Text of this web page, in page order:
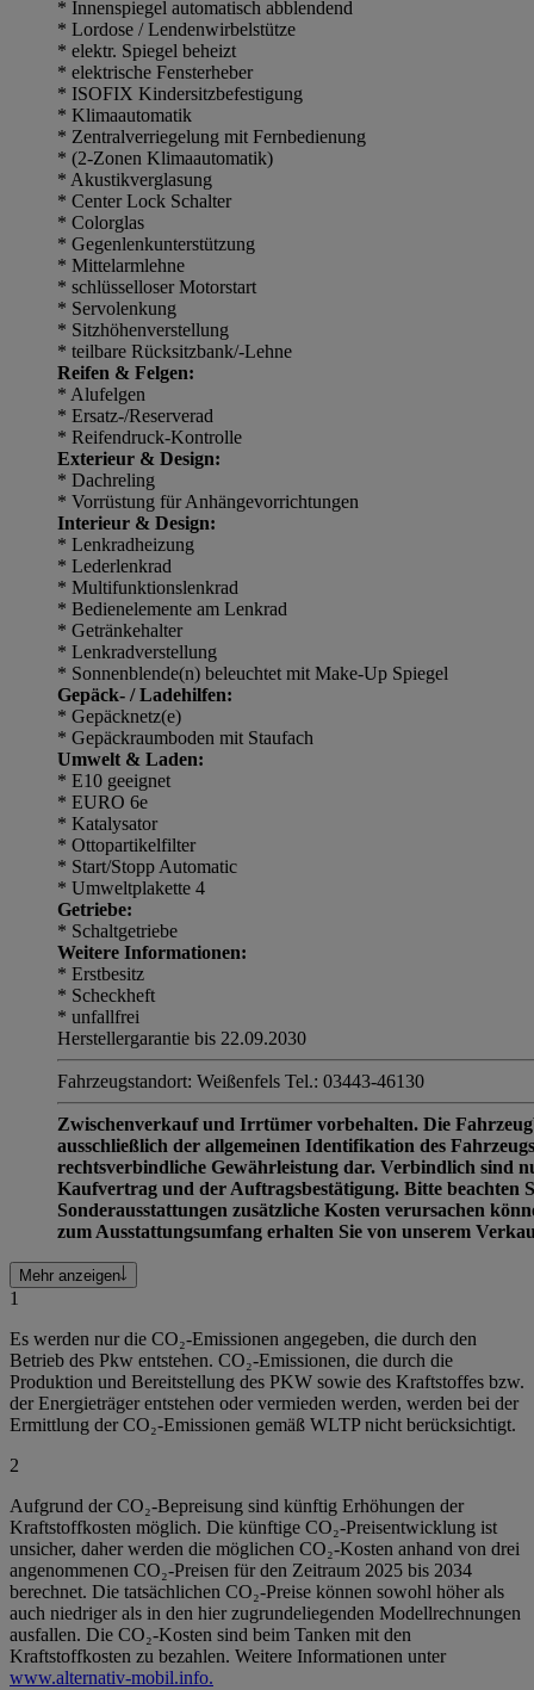
* Innenspiegel automatisch abblendend
* Lordose / Lendenwirbelstütze
* elektr. Spiegel beheizt
* elektrische Fensterheber
* ISOFIX Kindersitzbefestigung
* Klimaautomatik
* Zentralverriegelung mit Fernbedienung
* (2-Zonen Klimaautomatik)
* Akustikverglasung
* Center Lock Schalter
* Colorglas
* Gegenlenkunterstützung
* Mittelarmlehne
* schlüsselloser Motorstart
* Servolenkung
* Sitzhöhenverstellung
* teilbare Rücksitzbank/-Lehne
Reifen & Felgen:
* Alufelgen
* Ersatz-/Reserverad
* Reifendruck-Kontrolle
Exterieur & Design:
* Dachreling
* Vorrüstung für Anhängevorrichtungen
Interieur & Design:
* Lenkradheizung
* Lederlenkrad
* Multifunktionslenkrad
* Bedienelemente am Lenkrad
* Getränkehalter
* Lenkradverstellung
* Sonnenblende(n) beleuchtet mit Make-Up Spiegel
Gepäck- / Ladehilfen:
* Gepäcknetz(e)
* Gepäckraumboden mit Staufach
Umwelt & Laden:
* E10 geeignet
* EURO 6e
* Katalysator
* Ottopartikelfilter
* Start/Stopp Automatic
* Umweltplakette 4
Getriebe:
* Schaltgetriebe
Weitere Informationen:
* Erstbesitz
* Scheckheft
* unfallfrei
Herstellergarantie bis 22.09.2030
Fahrzeugstandort: Weißenfels Tel.: 03443-46130
Zwischenverkauf und Irrtümer vorbehalten. Die
ausschließlich der allgemeinen Identifikation des
rechtsverbindliche Gewährleistung dar. Verbindlich sind
Kaufvertrag und der Auftragsbestätigung. Bitte beachten
Sonderausstattungen zusätzliche Kosten verursachen
zum Ausstattungsumfang erhalten Sie von unserem
Mehr anzeigen
1
Es werden nur die CO₂-Emissionen angegeben, die durch den
Betrieb des Pkw entstehen. CO₂-Emissionen, die durch die
Produktion und Bereitstellung des PKW sowie des Kraftstoffes bzw.
der Energieträger entstehen oder vermieden werden, werden bei der
Ermittlung der CO₂-Emissionen gemäß WLTP nicht berücksichtigt.
2
Aufgrund der CO₂-Bepreisung sind künftig Erhöhungen der
Kraftstoffkosten möglich. Die künftige CO₂-Preisentwicklung ist
unsicher, daher werden die möglichen CO₂-Kosten anhand von drei
angenommenen CO₂-Preisen für den Zeitraum 2025 bis 2034
berechnet. Die tatsächlichen CO₂-Preise können sowohl höher als
auch niedriger als in den hier zugrundeliegenden Modellrechnungen
ausfallen. Die CO₂-Kosten sind beim Tanken mit den
Kraftstoffkosten zu bezahlen. Weitere Informationen unter
www.alternativ-mobil.info.